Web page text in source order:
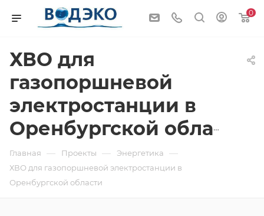
0
ХВО для
газопоршневой
электростанции в
Оренбургской области
Главная — Проекты — Энергетика —
ХВО для газопоршневой электростанции в
Оренбургской области